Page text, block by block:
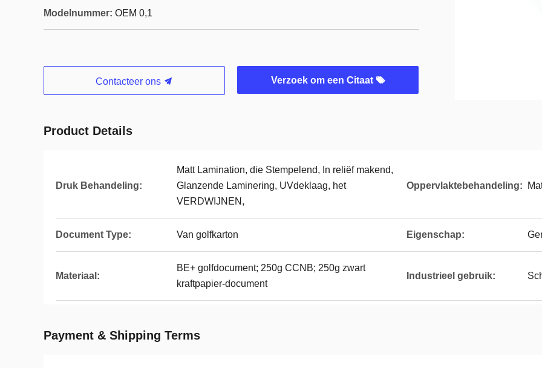
Modelnummer: OEM 0,1
Contacteer ons Verzoek om een Citaat
Product Details
Druk Behandeling:
Matt Lamination, die Stempelend, In reliëf makend,
Glanzende Laminering, UVdeklaag, het
VERDWIJNEN,
Oppervlaktebehandeling:
Document Type: Van golfkarton Eigenschap:
Materiaal:
BE+ golfdocument; 250g CCNB; 250g zwart
kraftpapier-document
Industrieel gebruik:
Payment & Shipping Terms